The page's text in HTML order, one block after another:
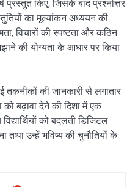
किए, जिसके बाद प्रश्नोत्तर
का मूल्यांकन अध्ययन की
विचारों की स्पष्टता और कठिन
की योग्यता के आधार पर किया
की जानकारी से लगातार
बढ़ावा देने की दिशा में एक
को बदलती डिजिटल
उन्हें भविष्य की चुनौतियों के